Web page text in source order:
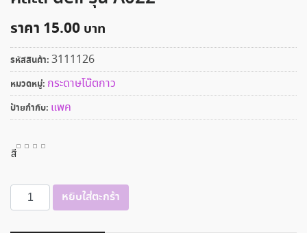
ราคา 15.00
รหัสสินค้า: 3111126
หมวดหมู่: กระดาษโน๊ตกาว
ป้ายกำกับ: แพค
สี
จำนวน
กระ
หยิบใส่ตะกร้า